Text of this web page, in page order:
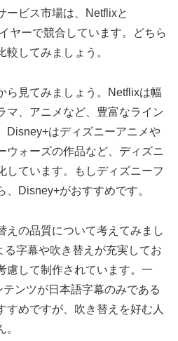
ービス市場は、Netflixと
ヤーで競合しています。どちら
してみましょう。
ら見てみましょう。Netflixは幅
マ、アニメなど、豊富なライン
Disney+はディズニーアニメや
ウォーズの作品など、ディズニ
しています。もしディズニーフ
、Disney+がおすすめです。
えの品質について考えてみまし
る字幕や吹き替えが充実してお
慮して制作されています。一
ンツが日本語字幕のみである
すめですが、吹き替えを好む人